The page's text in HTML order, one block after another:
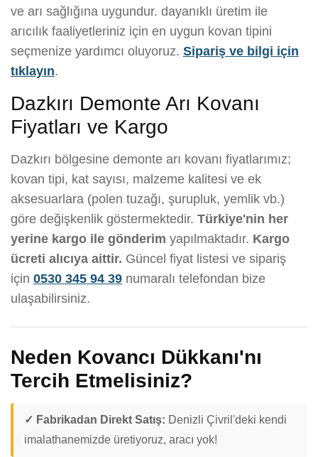
ve arı sağlığına uygundur. dayanıklı üretim ile
arıcılık faaliyetleriniz için en uygun kovan tipini
seçmenize yardımcı oluyoruz. Sipariş ve bilgi için
tıklayın.
Dazkırı Demonte Arı Kovanı
Fiyatları ve Kargo
Dazkırı bölgesine demonte arı kovanı fiyatlarımız;
kovan tipi, kat sayısı, malzeme kalitesi ve ek
aksesuarlara (polen tuzağı, şurupluk, yemlik vb.)
göre değişkenlik göstermektedir. Türkiye'nin her
yerine kargo ile gönderim yapılmaktadır. Kargo
ücreti alıcıya aittir. Güncel fiyat listesi ve sipariş
için 0530 345 94 39 numaralı telefondan bize
ulaşabilirsiniz.
Neden Kovancı Dükkanı'nı
Tercih Etmelisiniz?
✓ Fabrikadan Direkt Satış: Denizli Çivril'deki kendi
imalathanemizde üretiyoruz, aracı yok!